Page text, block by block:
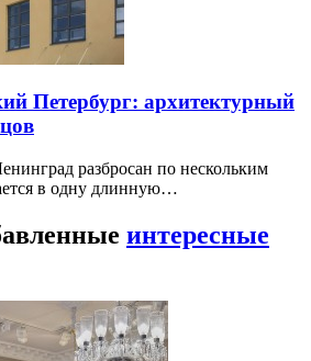
Петербург: архитектурный
разбросан по нескольким
в одну длинную…
интересные